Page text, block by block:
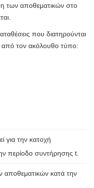
των αποθεματικών στο
που διατηρούνται
από τον ακόλουθο τύπο:
για την κατοχή
περίοδο συντήρησης t.
αποθεματικών κατά την